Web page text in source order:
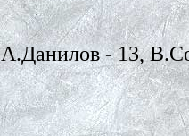
А.Данилов - 13,